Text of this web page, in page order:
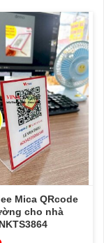
Mica QRcode
cho nhà